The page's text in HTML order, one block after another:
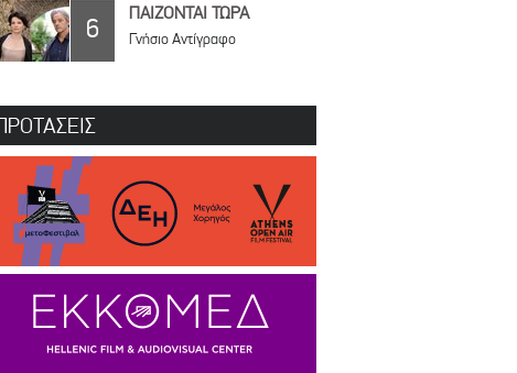
6 ΠΑΙΖΟΝΤΑΙ ΤΩΡΑ
Γνήσιο Αντίγραφο